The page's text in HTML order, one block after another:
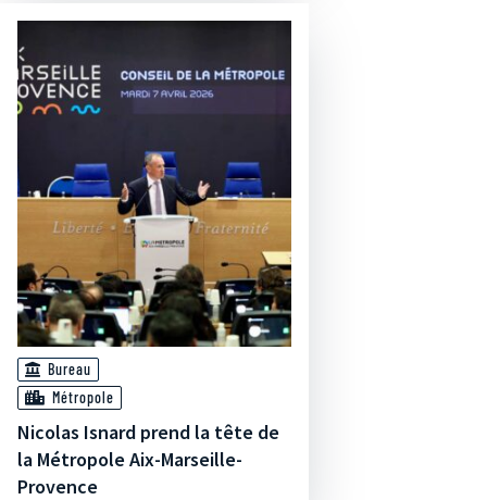
Bureau
Métropole
Nicolas Isnard prend la tête de
la Métropole Aix-Marseille-
Provence